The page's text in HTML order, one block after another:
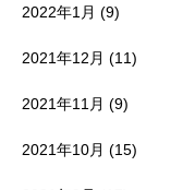
2022年1月 (9)
2021年12月 (11)
2021年11月 (9)
2021年10月 (15)